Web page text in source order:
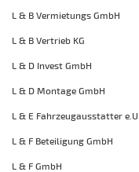
L & B Vermietungs GmbH
L & B Vertrieb KG
L & D Invest GmbH
L & D Montage GmbH
L & E Fahrzeugausstatter e.U.
L & F Beteiligung GmbH
L & F GmbH